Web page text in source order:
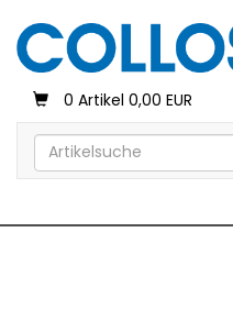
0 Artikel 0,00 EUR